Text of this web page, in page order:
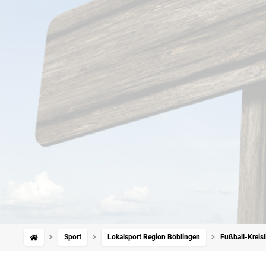
Sport Lokalsport Region Böblingen Fußball-